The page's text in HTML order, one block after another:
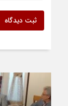
ثبت دیدگاه